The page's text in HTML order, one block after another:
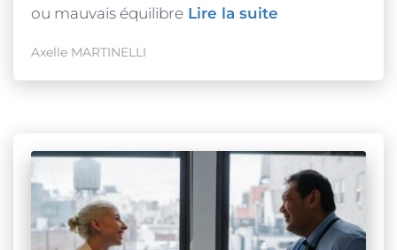
ou mauvais équilibre Lire la suite
Axelle MARTINELLI